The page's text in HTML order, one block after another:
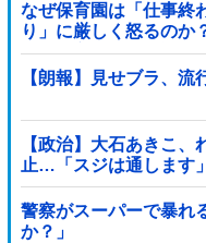
なぜ保育園は「仕事終
り」に厳しく怒るのか
だろ」主張する保護者
す保育士
【朗報】見せブラ、流
【政治】大石あきこ
止…「スジは通します
警察がスーパーで暴れ
か？」